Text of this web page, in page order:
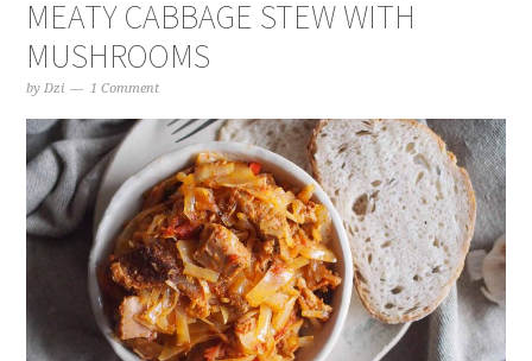
MEATY CABBAGE STEW WITH
MUSHROOMS
byDzi 1 Comment